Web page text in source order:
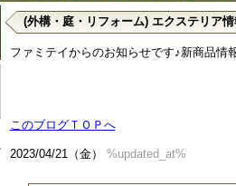
(外構・庭・リフォーム) エクステリア
ファミテイからのお知らせです♪新商品情
このブログＴＯＰへ
2023/04/21（金） %updated_at%